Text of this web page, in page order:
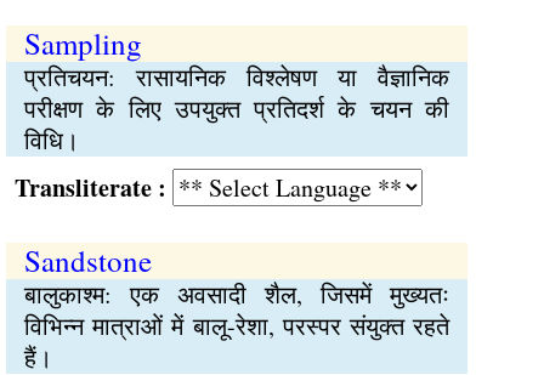
Sampling
प्रतिचयन: रासायनिक विश्लेषण या वैज्ञानिक
परीक्षण के लिए उपयुक्त प्रतिदर्श के चयन की
विधि।
:
Sandstone
बालुकाश्म: एक अवसादी शैल, जिसमें मुख्यतः
विभिन्न मात्राओं में बालू-रेशा, परस्पर संयुक्त रहते
हैं।